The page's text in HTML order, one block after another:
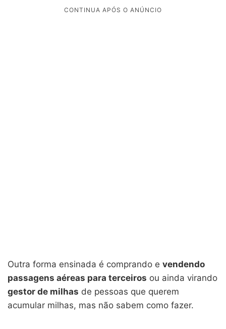
Outra forma ensinada é comprando e vendendo
passagens aéreas para terceiros ou ainda virando
gestor de milhas de pessoas que querem
acumular milhas, mas não sabem como fazer.